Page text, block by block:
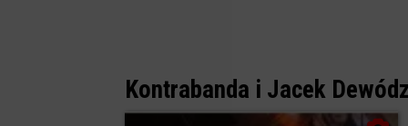
Kontrabanda i Jacek